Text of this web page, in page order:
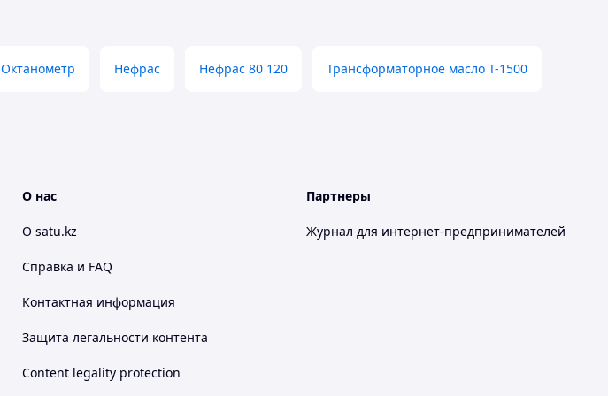
Октанометр Нефрас Нефрас 80 120 Трансформаторное масло Т-1500
О нас
О satu.kz
Справка и FAQ
Контактная информация
Защита легальности контента
Content legality protection
Партнеры
Журнал для интернет-предпринимателей